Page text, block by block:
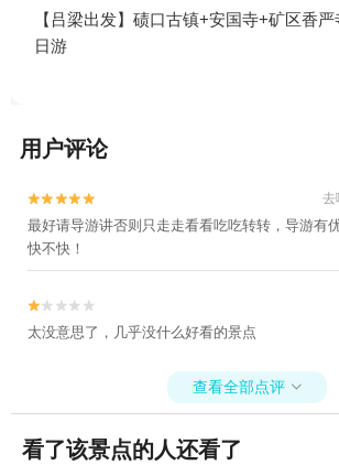
【吕梁出发】碛口古镇+安国寺+矿区香严
日游
用户评论

 去
最好请导游讲否则只走走看看吃吃转转，导游有
快不快！


太没意思了，几乎没什么好看的景点
查看全部点评 
看了该景点的人还看了